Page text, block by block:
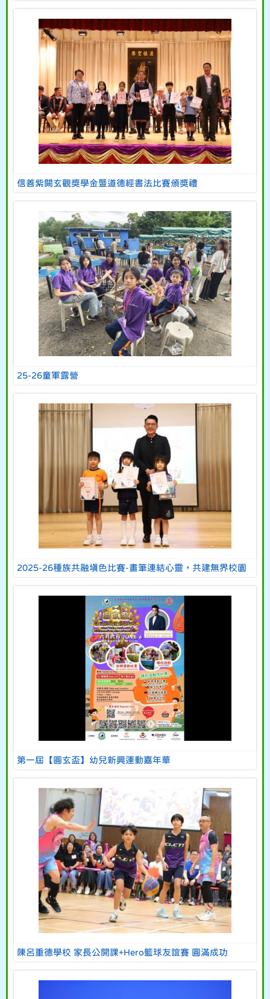
信善紫闕玄觀獎學金暨道德經書法比賽頒獎禮
25-26童軍露營
2025-26種族共融填色比賽-畫筆連結心靈，共建無界校園
第一屆【圓玄盃】幼兒新興運動嘉年華
陳呂重德學校 家長公開課+Hero籃球友誼賽 圓滿成功